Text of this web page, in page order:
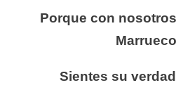
Porque con
Sientes su